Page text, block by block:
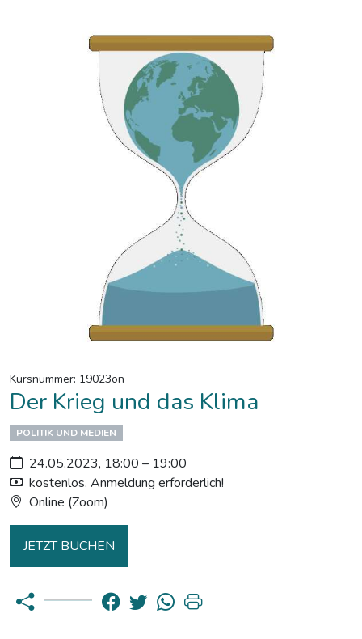
Kursnummer: 19023on
Der Krieg und das Klima
POLITIK UND MEDIEN
24.05.2023, 18:00 – 19:00
kostenlos. Anmeldung erforderlich!
Online (Zoom)
JETZT BUCHEN